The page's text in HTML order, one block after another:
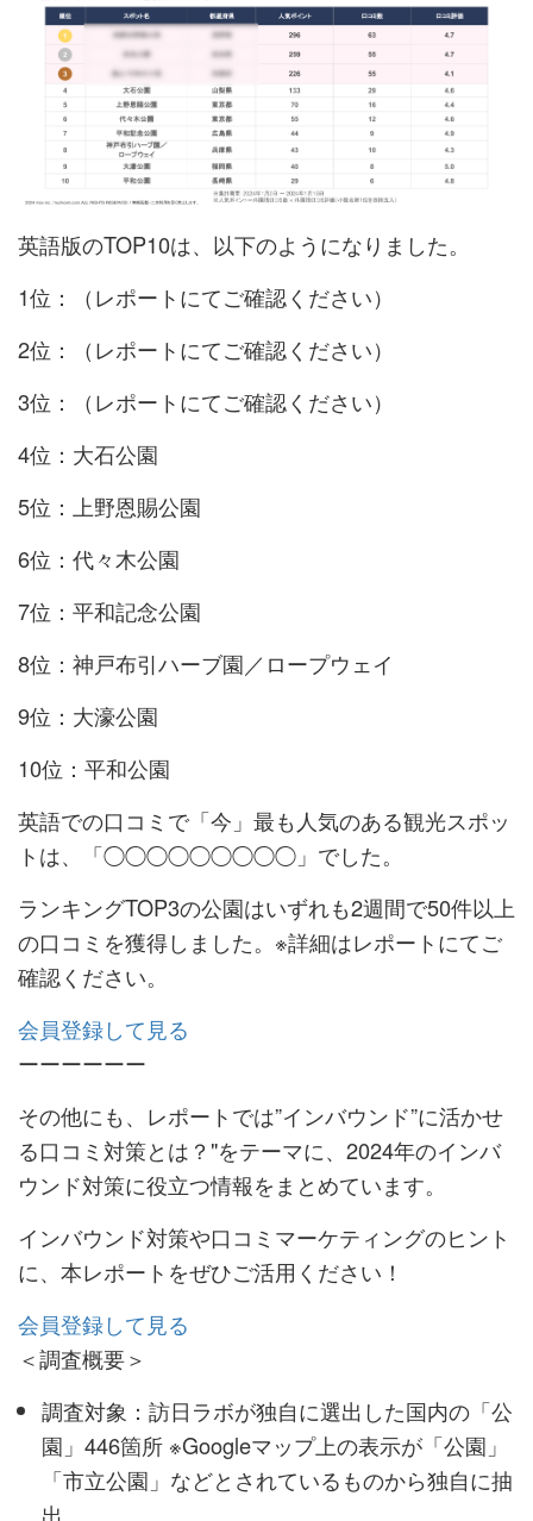
英語版のTOP10は、以下のようになりました。
1位：（レポートにてご確認ください）
2位：（レポートにてご確認ください）
3位：（レポートにてご確認ください）
4位：大石公園
5位：上野恩賜公園
6位：代々木公園
7位：平和記念公園
8位：神戸布引ハーブ園／ロープウェイ
9位：大濠公園
10位：平和公園
英語での口コミで「今」最も人気のある観光スポッ
トは、「◯◯◯◯◯◯◯◯◯」でした。
ランキングTOP3の公園はいずれも2週間で50件以上
の口コミを獲得しました。※詳細はレポートにてご
確認ください。
会員登録して見る
ーーーーーー
その他にも、レポートでは”インバウンド”に活かせ
る口コミ対策とは？"をテーマに、2024年のインバ
ウンド対策に役立つ情報をまとめています。
インバウンド対策や口コミマーケティングのヒント
に、本レポートをぜひご活用ください！
会員登録して見る
＜調査概要＞
調査対象：訪日ラボが独自に選出した国内の「公
園」446箇所 ※Googleマップ上の表示が「公園」
「市立公園」などとされているものから独自に抽
出